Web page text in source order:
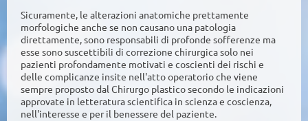
Sicuramente, le alterazioni anatomiche prettamente
morfologiche anche se non causano una patologia
direttamente, sono responsabili di profonde sofferenze ma
esse sono suscettibili di correzione chirurgica solo nei
pazienti profondamente motivati e coscienti dei rischi e
delle complicanze insite nell'atto operatorio che viene
sempre proposto dal Chirurgo plastico secondo le indicazioni
approvate in letteratura scientifica in scienza e coscienza,
nell'interesse e per il benessere del paziente.